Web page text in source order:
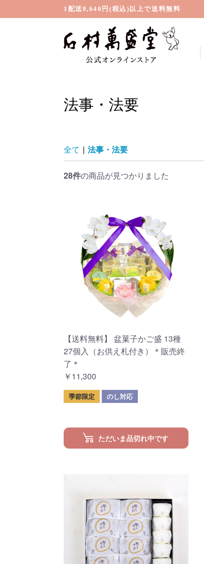
1配送8,640円(税込)以上で送料無料
法事・法要
全て | 法事・法要
28件の商品が見つかりました
【送料無料】 盆菓子かご盛 13種
27個入（お供え札付き）＊販売終
了＊
￥11,300
季節限定 のし対応
ただいま品切れ中です